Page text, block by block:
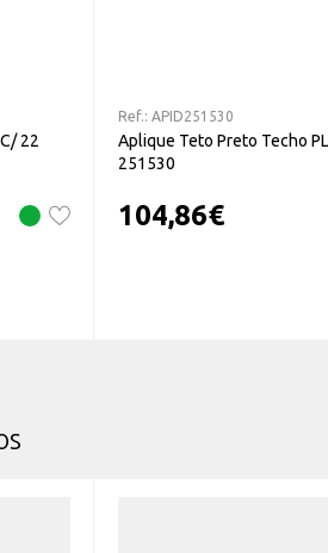
22
Ref.: APID251530
Aplique Teto Preto Techo
251530
104,86€